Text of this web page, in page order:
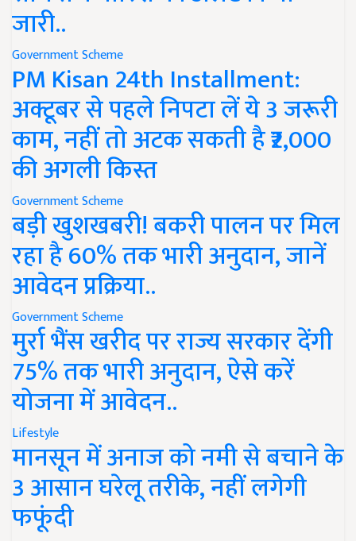
जारी..
Government Scheme
PM Kisan 24th Installment:
अक्टूबर से पहले निपटा लें ये 3 जरूरी
काम, नहीं तो अटक सकती है ₹2,000
की अगली किस्त
Government Scheme
बड़ी खुशखबरी! बकरी पालन पर मिल
रहा है 60% तक भारी अनुदान, जानें
आवेदन प्रक्रिया..
Government Scheme
मुर्रा भैंस खरीद पर राज्य सरकार देंगी
75% तक भारी अनुदान, ऐसे करें
योजना में आवेदन..
Lifestyle
मानसून में अनाज को नमी से बचाने के
3 आसान घरेलू तरीके, नहीं लगेगी
फफूंदी